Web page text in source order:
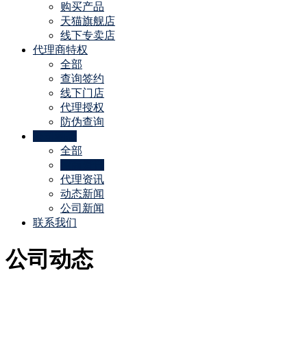
购买产品
天猫旗舰店
线下专卖店
代理商特权
全部
查询签约
线下门店
代理授权
防伪查询
全部
代理资讯
动态新闻
公司新闻
联系我们
公司动态